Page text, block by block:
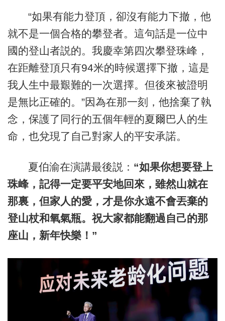
“如果有能力登頂，卻沒有能力下撤，他
就不是一個合格的攀登者。這句話是一位中
國的登山者説的。我慶幸第四次攀登珠峰，
在距離登頂只有94米的時候選擇下撤，這是
我人生中最艱難的一次選擇。但後來被證明
是無比正確的。”因為在那一刻，他捨棄了執
念，保護了同行的五個年輕的夏爾巴人的生
命，也兌現了自己對家人的平安承諾。
夏伯渝在演講最後説： “如果你想要登上
珠峰，記得一定要平安地回來，雖然山就在
那裏，但家人的愛，才是你永遠不會丟棄的
登山杖和氧氣瓶。祝大家都能翻過自己的那
座山，新年快樂！”